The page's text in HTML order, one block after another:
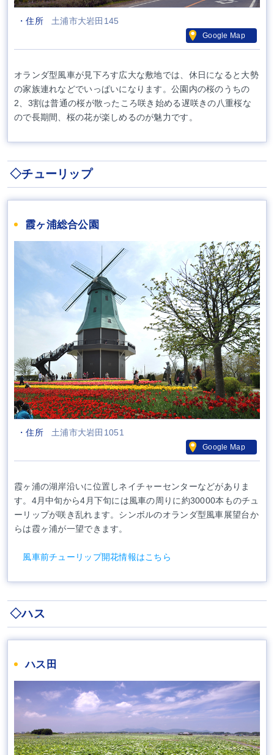
・住所 土浦市大岩田145
Google Map
オランダ型風車が見下ろす広大な敷地では、休日になると大勢
の家族連れなどでいっぱいになります。公園内の桜のうちの
2、3割は普通の桜が散ったころ咲き始める遅咲きの八重桜な
ので長期間、桜の花が楽しめるのが魅力です。
◇チューリップ
霞ヶ浦総合公園
・住所 土浦市大岩田1051
Google Map
霞ヶ浦の湖岸沿いに位置しネイチャーセンターなどがありま
す。4月中旬から4月下旬には風車の周りに約30000本ものチュ
ーリップが咲き乱れます。シンボルのオランダ型風車展望台か
らは霞ヶ浦が⼀望できます。
風車前チューリップ開花情報はこちら
◇ハス
ハス田